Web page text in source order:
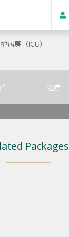
病房（ICU）
件 治疗
Packages